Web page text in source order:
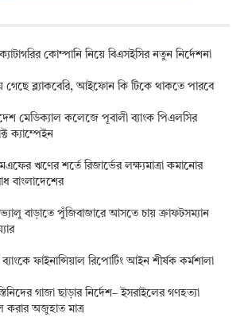
কোম্পানি নিয়ে বিএসইসির নতুন নির্দেশনা
গেছে ব্ল্যাকবেরি, আইফোন কি টিকে থাকতে পারবে
মেডিক্যাল কলেজে পূবালী ব্যাংক পিএলসির
ক্যাম্পেইন
ঋণের শর্তে রিজার্ভের লক্ষ্যমাত্রা কমানোর
বাংলাদেশের
ভ্যালু বাড়াতে পুঁজিবাজারে আসতে চায় ক্রাফটসম্যান
ব্যাংকে ফাইনান্সিয়াল রিপোর্টিং আইন শীর্ষক কর্মশালা
গাজা ছাড়ার নির্দেশ– ইসরাইলের গণহত্যা
অজুহাত মাত্র